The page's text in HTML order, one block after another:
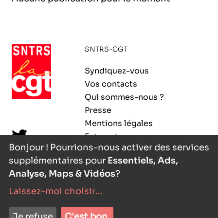
l’exploitation de la mer
SNTRS-CGT
Syndiquez-vous
Vos contacts
Qui sommes-nous ?
Presse
Mentions légales
Extranet
- agence digitale
Bonjour ! Pourrions-nous activer des services
supplémentaires pour Essentiels, Ads,
Analyse, Maps & Vidéos?
Laissez-moi choisir...